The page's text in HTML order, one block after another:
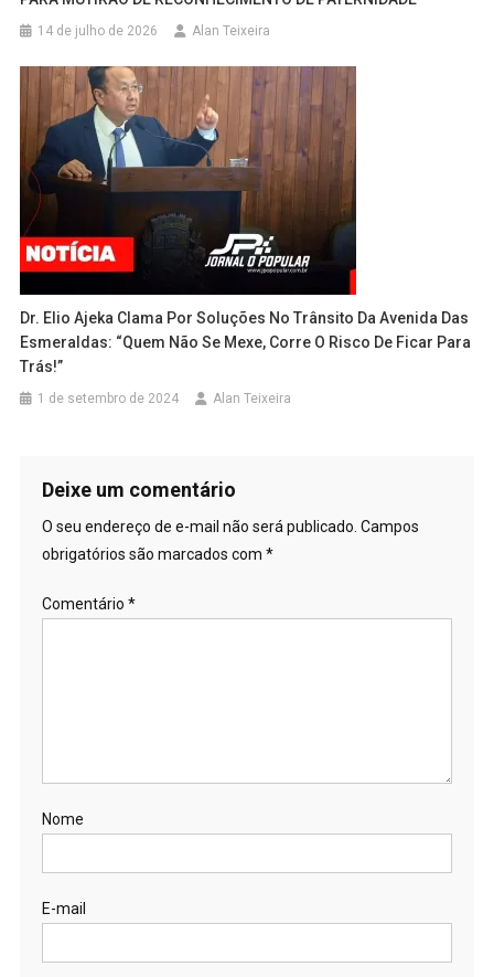
14 de julho de 2026 Alan Teixeira
Dr. Elio Ajeka Clama Por Soluções No Trânsito Da Avenida Das
Esmeraldas: “Quem Não Se Mexe, Corre O Risco De Ficar Para
Trás!”
1 de setembro de 2024 Alan Teixeira
Deixe um comentário
O seu endereço de e-mail não será publicado. Campos
obrigatórios são marcados com *
Comentário *
Nome
E-mail